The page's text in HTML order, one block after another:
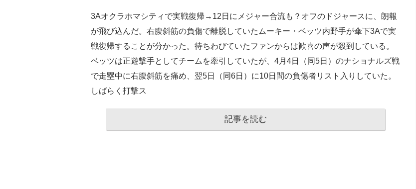
3Aオクラホマシティで実戦復帰→12日にメジャー合流も？オフのドジャースに、朗報
が飛び込んだ。右腹斜筋の負傷で離脱していたムーキー・ベッツ内野手が傘下3Aで実
戦復帰することが分かった。待ちわびていたファンからは歓喜の声が殺到している。
ベッツは正遊撃手としてチームを牽引していたが、4月4日（同5日）のナショナルズ戦
で走塁中に右腹斜筋を痛め、翌5日（同6日）に10日間の負傷者リスト入りしていた。
しばらく打撃ス
記事を読む